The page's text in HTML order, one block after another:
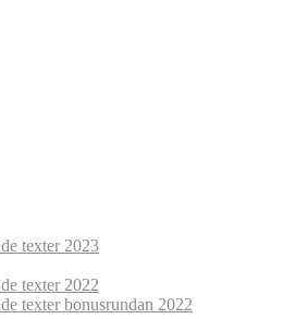
texter 2023
texter 2022
texter bonusrundan 2022